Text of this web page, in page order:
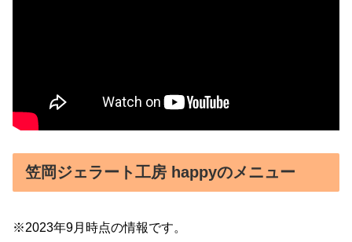
笠岡ジェラート工房 happyのメニュー
※2023年9月時点の情報です。